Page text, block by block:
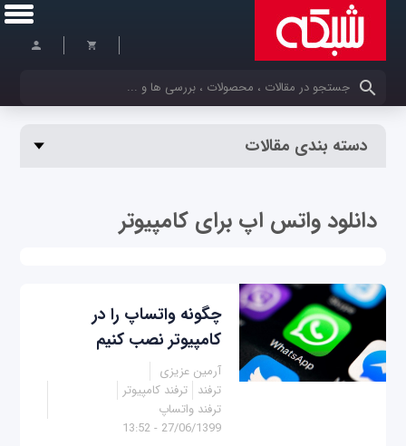
کلمات کلیدی خود را وارد کنید
دسته بندی مقالات
دانلود واتس اپ برای کامپیوتر
چگونه واتساپ را در
کامپیوتر نصب کنیم
آرمین عزیزی
ترفند ترفند کامپیوتر
ترفند واتساپ
27/06/1399 - 13:52